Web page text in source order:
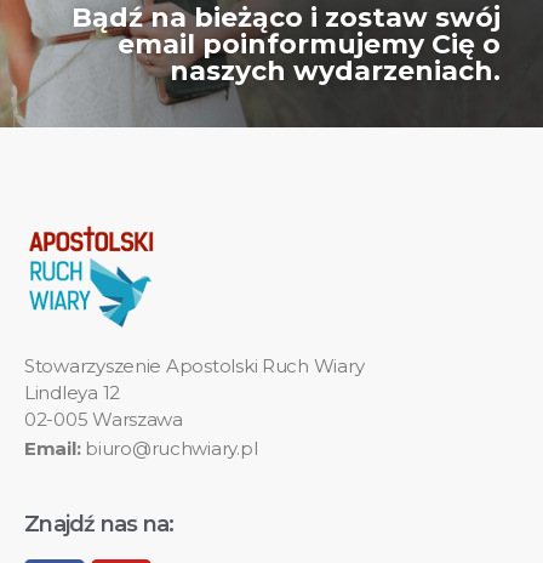
Bądź na bieżąco i zostaw swój
email poinformujemy Cię o
naszych wydarzeniach.
Stowarzyszenie Apostolski Ruch Wiary
Lindleya 12
02-005 Warszawa
Email:biuro@ruchwiary.pl
Znajdź nas na: